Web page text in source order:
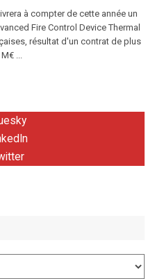
à compter de cette année un
Fire Control Device Thermal
résultat d'un contrat de plus
...